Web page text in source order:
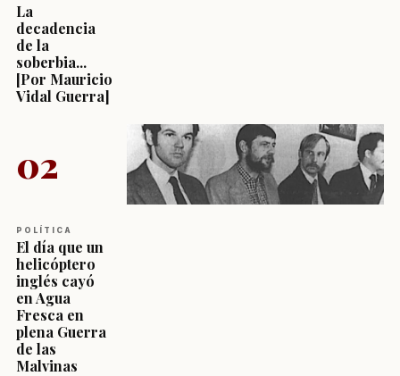
La
decadencia
de la
soberbia...
[Por Mauricio
Vidal Guerra]
02
POLÍTICA
El día que un
helicóptero
inglés cayó
en Agua
Fresca en
plena Guerra
de las
Malvinas